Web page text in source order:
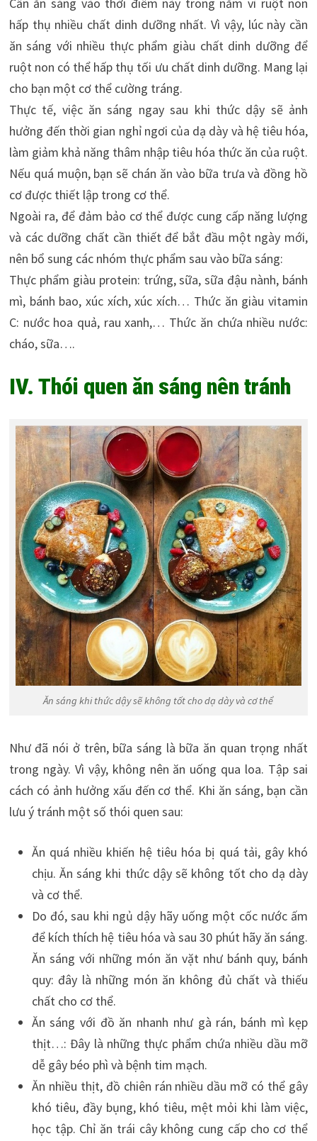
hấp thụ nhiều chất dinh dưỡng nhất. Vì vậy, lúc này cần
ăn sáng với nhiều thực phẩm giàu chất dinh dưỡng để
ruột non có thể hấp thụ tối ưu chất dinh dưỡng. Mang lại
cho bạn một cơ thể cường tráng.
Thực tế, việc ăn sáng ngay sau khi thức dậy sẽ ảnh
hưởng đến thời gian nghỉ ngơi của dạ dày và hệ tiêu hóa,
làm giảm khả năng thâm nhập tiêu hóa thức ăn của ruột.
Nếu quá muộn, bạn sẽ chán ăn vào bữa trưa và đồng hồ
cơ được thiết lập trong cơ thể.
Ngoài ra, để đảm bảo cơ thể được cung cấp năng lượng
và các dưỡng chất cần thiết để bắt đầu một ngày mới,
nên bổ sung các nhóm thực phẩm sau vào bữa sáng:
Thực phẩm giàu protein: trứng, sữa, sữa đậu nành, bánh
mì, bánh bao, xúc xích, xúc xích… Thức ăn giàu vitamin
C: nước hoa quả, rau xanh,… Thức ăn chứa nhiều nước:
cháo, sữa….
IV. Thói quen ăn sáng nên tránh
Ăn sáng khi thức dậy sẽ không tốt cho dạ dày và cơ thể
Như đã nói ở trên, bữa sáng là bữa ăn quan trọng nhất
trong ngày. Vì vậy, không nên ăn uống qua loa. Tập sai
cách có ảnh hưởng xấu đến cơ thể. Khi ăn sáng, bạn cần
lưu ý tránh một số thói quen sau:
Ăn quá nhiều khiến hệ tiêu hóa bị quá tải, gây khó
chịu. Ăn sáng khi thức dậy sẽ không tốt cho dạ dày
và cơ thể.
Do đó, sau khi ngủ dậy hãy uống một cốc nước ấm
để kích thích hệ tiêu hóa và sau 30 phút hãy ăn sáng.
Ăn sáng với những món ăn vặt như bánh quy, bánh
quy: đây là những món ăn không đủ chất và thiếu
chất cho cơ thể.
Ăn sáng với đồ ăn nhanh như gà rán, bánh mì kẹp
thịt…: Đây là những thực phẩm chứa nhiều dầu mỡ
dễ gây béo phì và bệnh tim mạch.
Ăn nhiều thịt, đồ chiên rán nhiều dầu mỡ có thể gây
khó tiêu, đầy bụng, khó tiêu, mệt mỏi khi làm việc,
học tập. Chỉ ăn trái cây không cung cấp cho cơ thể